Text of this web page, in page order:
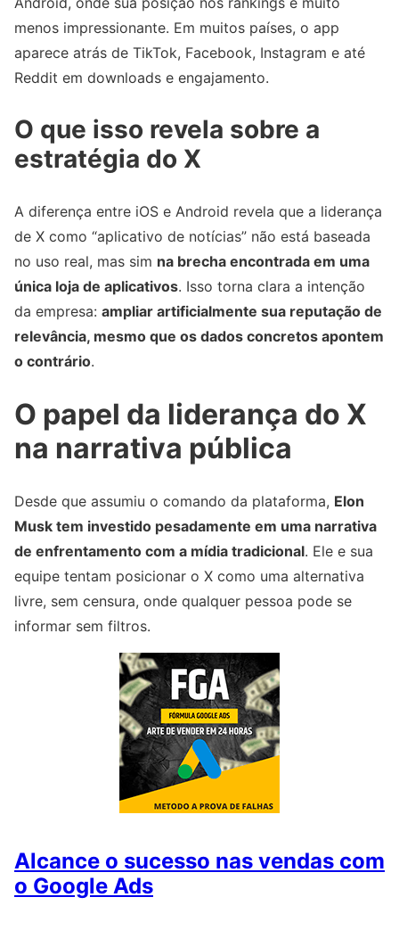
menos impressionante. Em muitos países, o app
aparece atrás de TikTok, Facebook, Instagram e até
Reddit em downloads e engajamento.
O que isso revela sobre a
estratégia do X
A diferença entre iOS e Android revela que a liderança
de X como “aplicativo de notícias” não está baseada
no uso real, mas sim na brecha encontrada em uma
única loja de aplicativos. Isso torna clara a intenção
da empresa: ampliar artificialmente sua reputação de
relevância, mesmo que os dados concretos apontem
o contrário.
O papel da liderança do X
na narrativa pública
Desde que assumiu o comando da plataforma, Elon
Musk tem investido pesadamente em uma narrativa
de enfrentamento com a mídia tradicional. Ele e sua
equipe tentam posicionar o X como uma alternativa
livre, sem censura, onde qualquer pessoa pode se
informar sem filtros.
Alcance o sucesso nas vendas com
o Google Ads